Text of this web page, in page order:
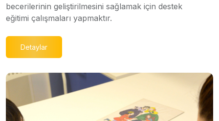
becerilerinin geliştirilmesini sağlamak için destek
eğitimi çalışmaları yapmaktır.
Detaylar